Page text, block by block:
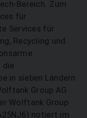
Bereich. Zum
für
Services für
Recycling und
die
in sieben Ländern
Group AG
Wolftank Group
notiert im